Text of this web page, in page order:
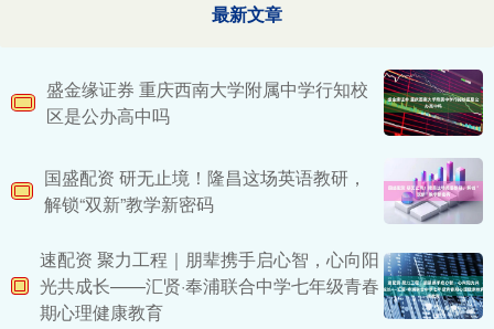
最新文章
盛金缘证券 重庆西南大学附属中学行知校
区是公办高中吗
国盛配资 研无止境！隆昌这场英语教研，
解锁“双新”教学新密码
速配资 聚力工程｜朋辈携手启心智，心向阳
光共成长——汇贤·奉浦联合中学七年级青春
期心理健康教育